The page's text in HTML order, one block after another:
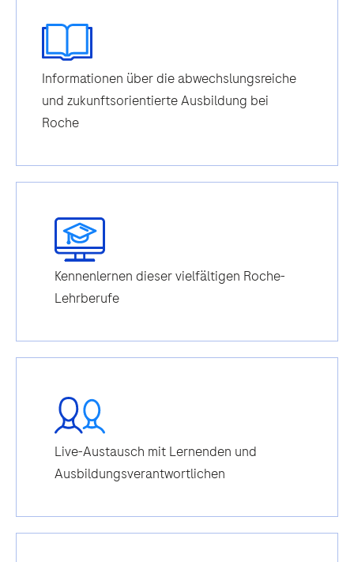
Informationen über die abwechslungsreiche
und zukunftsorientierte Ausbildung bei
Roche
Kennenlernen dieser vielfältigen Roche-
Lehrberufe
Live-Austausch mit Lernenden und
Ausbildungsverantwortlichen